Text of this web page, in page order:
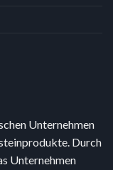
Unternehmen
Durch
Unternehmen